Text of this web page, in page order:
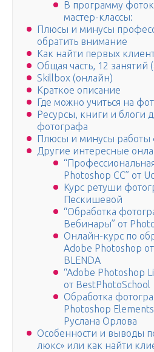
В программу
мастер-классы:
Плюсы и минусы
обратить внимание
Как найти первых
Общая часть, 12 занятий
Skillbox (онлайн)
Краткое описание
Где можно учиться на
Ресурсы, книги и блоги
фотографа
Плюсы и минусы работы
Другие интересные
Photoshop CC” от
Курс ретуши
Пескишевой
“Обработка
Вебинары” от
Онлайн-курс по
Adobe Photoshop
BLENDA
“Adobe Photoshop
от BestPhotoSchool
Обработка
Photoshop
Руслана Орлова
Особенности и выводы
люкс» или как найти